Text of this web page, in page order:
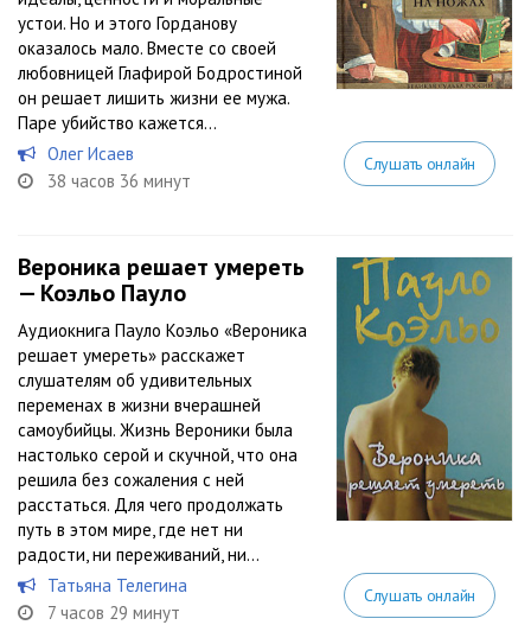
устои. Но и этого Горданову
оказалось мало. Вместе со своей
любовницей Глафирой Бодростиной
он решает лишить жизни ее мужа.
Паре убийство кажется...
Олег Исаев
38 часов 36 минут
Слушать онлайн
Вероника решает умереть
— Коэльо Пауло
Аудиокнига Пауло Коэльо «Вероника
решает умереть» расскажет
слушателям об удивительных
переменах в жизни вчерашней
самоубийцы. Жизнь Вероники была
настолько серой и скучной, что она
решила без сожаления с ней
расстаться. Для чего продолжать
путь в этом мире, где нет ни
радости, ни переживаний, ни...
Татьяна Телегина
7 часов 29 минут
Слушать онлайн